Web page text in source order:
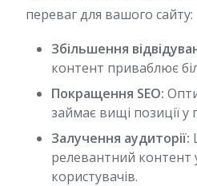
переваг для вашого сайту:
Збільшення
контент приваблює
Покращення SEO:
займає вищі позиції
Залучення аудиторії:
релевантний контент
користувачів.